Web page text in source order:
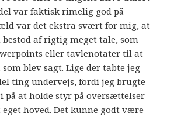
var faktisk rimelig god på
var det ekstra svært for mig, at
af rigtig meget tale, som
eller tavlenotater til at
blev sagt. Lige der tabte jeg
ting undervejs, fordi jeg brugte
på at holde styr på oversættelser
hoved. Det kunne godt være